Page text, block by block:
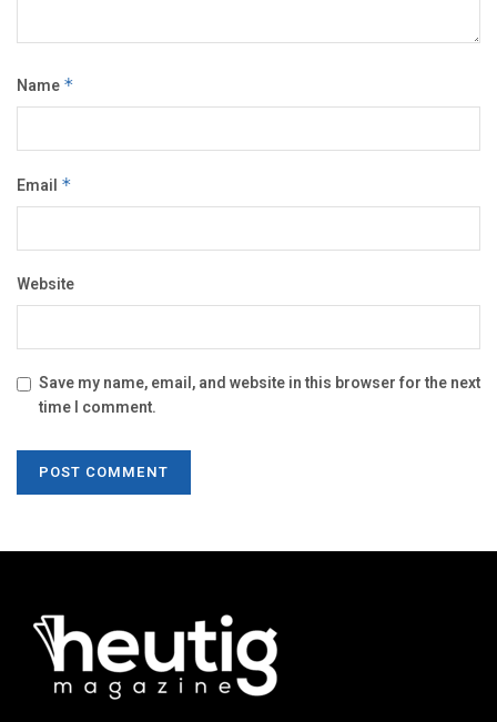
Name *
Email *
Website
Save my name, email, and website in this browser for the next
time I comment.